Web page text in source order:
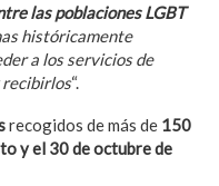
las poblaciones LGBT
históricamente
a los servicios de
recibirlos“.
recogidos de más de 150
y el 30 de octubre de